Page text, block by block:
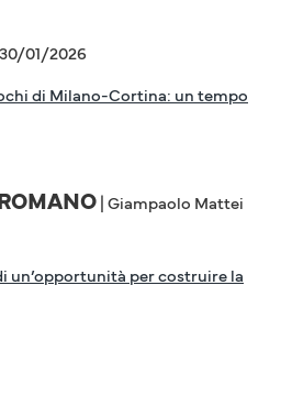
01/2026
di Milano-Cortina: un tempo
| Giampaolo Mattei
un’opportunità per costruire la